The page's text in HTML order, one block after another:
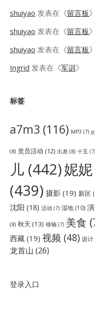
shuiyao 发表在《留言板》
shuiyao 发表在《留言板》
shuiyao 发表在《留言板》
Ingrid 发表在《军训》
标签
a7m3 (116) MP3 (7)
(8) 党员活动 (12) 出差 (8) 十五 (7)
儿 (442)妮妮
(439) 摄影 (19) 新区
沈阳 (18) 活动 (7) 湿地 (10)
(8) 秋天 (13) 移轴 (7) 美食
西藏 (19) 视频 (48) 设计
龙首山 (26)
登录入口